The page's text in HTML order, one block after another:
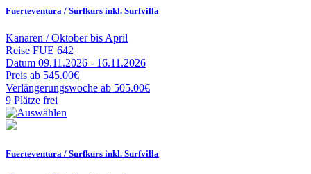
Fuerteventura / Surfkurs inkl. Surfvilla
Kanaren / Oktober bis April
Reise FUE 642
Datum 09.11.2026 - 16.11.2026
Preis ab 545.00€
Verlängerungswoche ab 505.00€
9 Plätze frei
Fuerteventura / Surfkurs inkl. Surfvilla